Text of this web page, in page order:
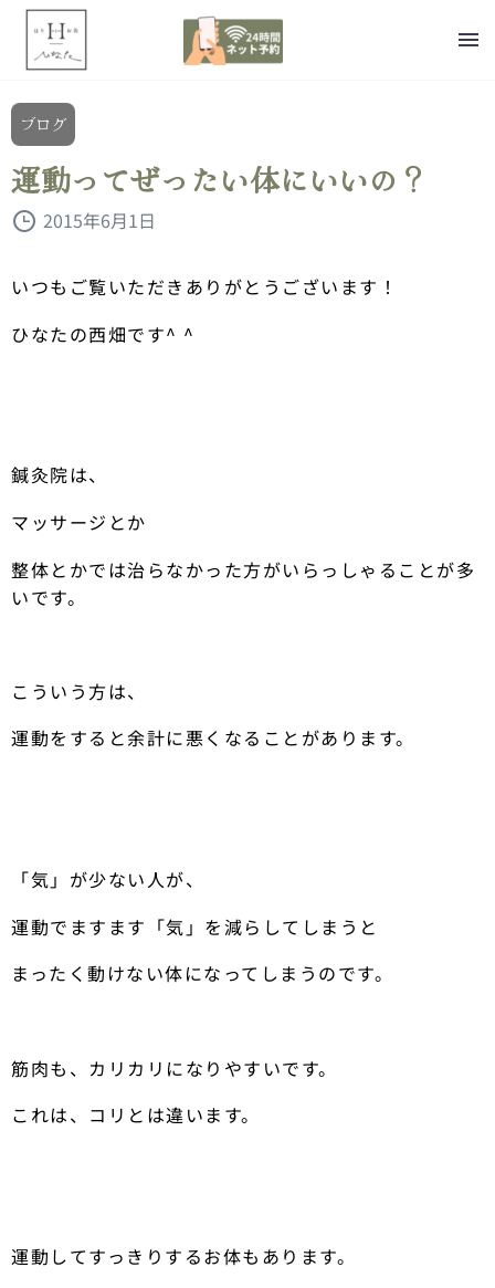
ブログ
運動ってぜったい体にいいの？
2015年6月1日
いつもご覧いただきありがとうございます！
ひなたの西畑です^ ^
鍼灸院は、
マッサージとか
整体とかでは治らなかった方がいらっしゃることが多
いです。
こういう方は、
運動をすると余計に悪くなることがあります。
「気」が少ない人が、
運動でますます「気」を減らしてしまうと
まったく動けない体になってしまうのです。
筋肉も、カリカリになりやすいです。
これは、コリとは違います。
運動してすっきりするお体もあります。